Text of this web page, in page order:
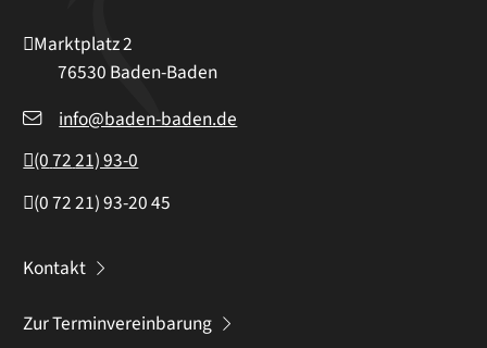
Marktplatz 2
76530 Baden-Baden
info@baden-baden.de
(07221) 93-0
(07221) 93-2045
Kontakt
Zur Terminvereinbarung